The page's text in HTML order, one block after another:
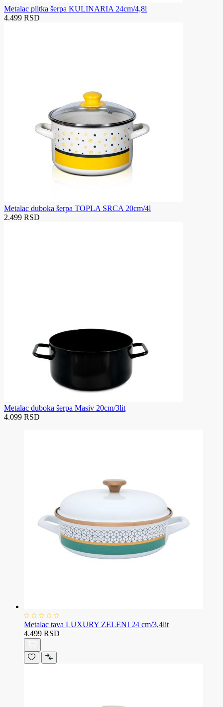
Metalac plitka šerpa KULINARIA 24cm/4,8l
4.499 RSD
Metalac duboka šerpa TOPLA SRCA 20cm/4l
2.499 RSD
Metalac duboka šerpa Masiv 20cm/3lit
4.099 RSD
Metalac tava LUXURY ZELENI 24 cm/3,4lit
4.499 RSD